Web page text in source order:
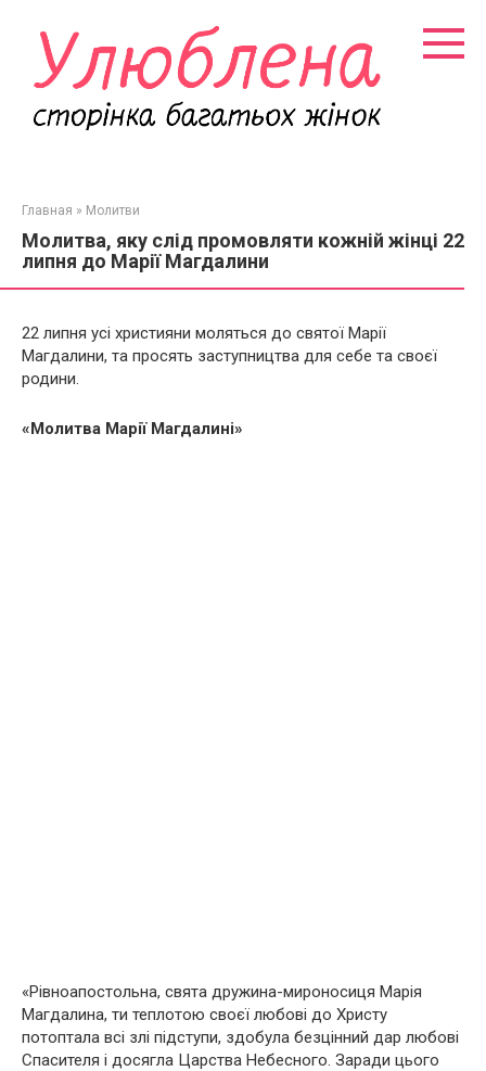
контенту
Главная » Молитви
Молитва, яку слід промовляти кожній жінці 22
липня до Марії Магдалини
22 липня усі християни моляться до святої Марії
Магдалини, та просять заступництва для себе та своєї
родини.
«Молитва Марії Магдалині»
«Рівноапостольна, свята дружина-мироносиця Марія
Магдалина, ти теплотою своєї любові до Христу
потоптала всі злі підступи, здобула безцінний дар любові
Спасителя і досягла Царства Небесного. Заради цього